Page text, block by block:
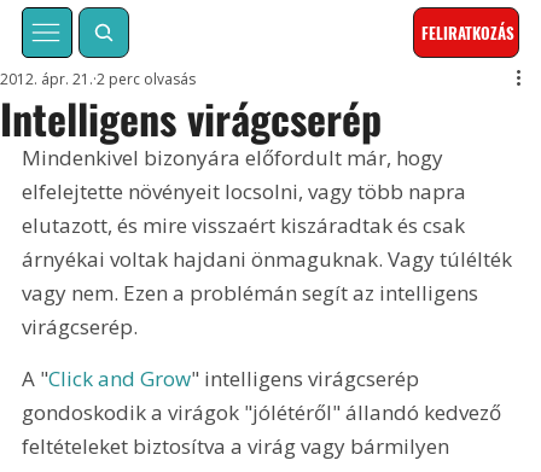
FELIRATKOZÁS
Intelligens virágcserép
2012. ápr. 21. 2 perc olvasás
Mindenkivel bizonyára előfordult már, hogy
elfelejtette növényeit locsolni, vagy több napra
elutazott, és mire visszaért kiszáradtak és csak
árnyékai voltak hajdani önmaguknak. Vagy túlélték
vagy nem. Ezen a problémán segít az intelligens
virágcserép.
A "Click and Grow" intelligens virágcserép
gondoskodik a virágok "jólétéről" állandó kedvező
feltételeket biztosítva a virág vagy bármilyen